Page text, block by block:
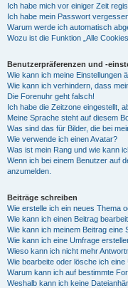
Ich habe mich vor einiger Zeit
Ich habe mein Passwort
Warum werde ich automatisch
Wozu ist die Funktion „Alle
Benutzerpräferenzen und -
Wie kann ich meine Einstellungen
Wie kann ich verhindern, dass
Die Forenuhr geht falsch!
Ich habe die Zeitzone eingestellt,
Meine Sprache steht auf diesem
Was sind das für Bilder, die bei
Wie verwende ich einen Avatar?
Was ist mein Rang und wie kann
Wenn ich bei einem Benutzer auf
anzumelden.
Beiträge schreiben
Wie erstelle ich ein neues Thema
Wie kann ich einen Beitrag
Wie kann ich meinem Beitrag eine
Wie kann ich eine Umfrage
Wieso kann ich nicht mehr
Wie bearbeite oder lösche ich eine
Warum kann ich auf bestimmte
Weshalb kann ich keine